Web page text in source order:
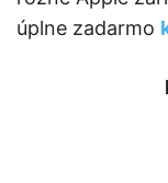
úplne zadarmo